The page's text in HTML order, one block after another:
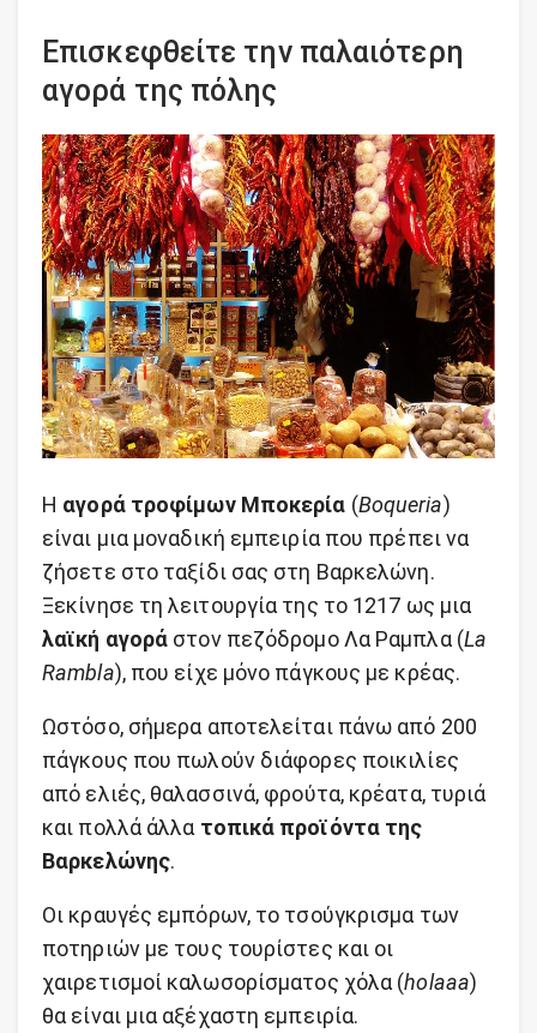
Επισκεφθείτε την παλαιότερη
αγορά της πόλης
Η αγορά τροφίμων Μποκερία (Boqueria)
είναι μια μοναδική εμπειρία που πρέπει να
ζήσετε στο ταξίδι σας στη Βαρκελώνη.
Ξεκίνησε τη λειτουργία της το 1217 ως μια
λαϊκή αγορά στον πεζόδρομο Λα Ραμπλα (La
Rambla), που είχε μόνο πάγκους με κρέας.
Ωστόσο, σήμερα αποτελείται πάνω από 200
πάγκους που πωλούν διάφορες ποικιλίες
από ελιές, θαλασσινά, φρούτα, κρέατα, τυριά
και πολλά άλλα τοπικά προϊόντα της
Βαρκελώνης.
Οι κραυγές εμπόρων, το τσούγκρισμα των
ποτηριών με τους τουρίστες και οι
χαιρετισμοί καλωσορίσματος χόλα (holaaa)
θα είναι μια αξέχαστη εμπειρία.